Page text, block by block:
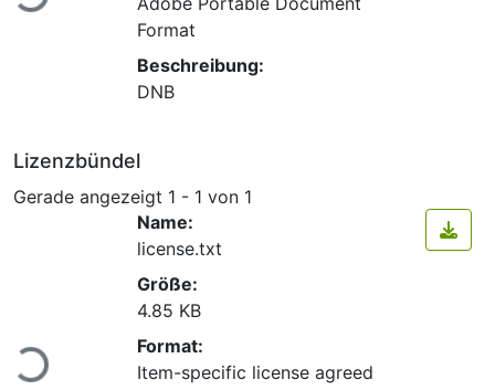
Format
Beschreibung:
DNB
Lizenzbündel
Gerade angezeigt 1 - 1 von 1
Lade...
Name:
license.txt
Größe:
4.85 KB
Format:
Item-specific license agreed